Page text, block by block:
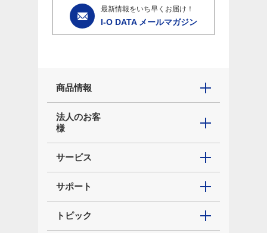
最新情報をいち早くお届け！
I-O DATA メールマガジン
商品情報
法人のお客
様
サービス
サポート
トピック